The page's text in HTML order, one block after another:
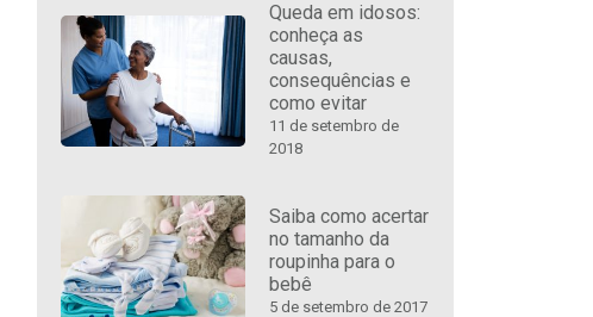
Queda em idosos:
conheça as
causas,
consequências e
como evitar
11 de setembro de
2018
Saiba como acertar
no tamanho da
roupinha para o
bebê
5 de setembro de 2017